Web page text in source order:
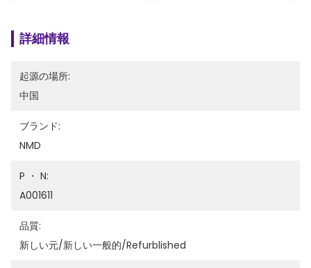
詳細情報
起源の場所:
中国
ブランド:
NMD
P ・ N:
A001611
品質:
新しい元/新しい一般的/refurblished